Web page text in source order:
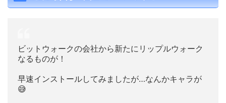
ビットウォークの会社から新たにリップルウォーク
なるものが！
早速インストールしてみましたが…なんかキャラが
😅